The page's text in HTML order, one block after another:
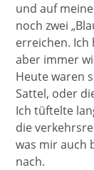
und auf
noch zwei
erreichen. Ich
aber immer
Heute waren
Sattel, oder
Ich tüftelte
die
was mir auch
nach.